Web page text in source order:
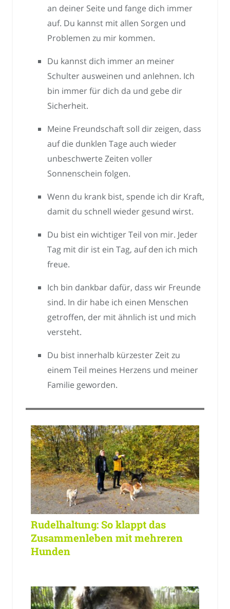
an deiner Seite und fange dich immer
auf. Du kannst mit allen Sorgen und
Problemen zu mir kommen.
Du kannst dich immer an meiner
Schulter ausweinen und anlehnen. Ich
bin immer für dich da und gebe dir
Sicherheit.
Meine Freundschaft soll dir zeigen, dass
auf die dunklen Tage auch wieder
unbeschwerte Zeiten voller
Sonnenschein folgen.
Wenn du krank bist, spende ich dir Kraft,
damit du schnell wieder gesund wirst.
Du bist ein wichtiger Teil von mir. Jeder
Tag mit dir ist ein Tag, auf den ich mich
freue.
Ich bin dankbar dafür, dass wir Freunde
sind. In dir habe ich einen Menschen
getroffen, der mit ähnlich ist und mich
versteht.
Du bist innerhalb kürzester Zeit zu
einem Teil meines Herzens und meiner
Familie geworden.
Rudelhaltung: So klappt das
Zusammenleben mit mehreren
Hunden